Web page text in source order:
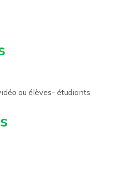
ou élèves- étudiants